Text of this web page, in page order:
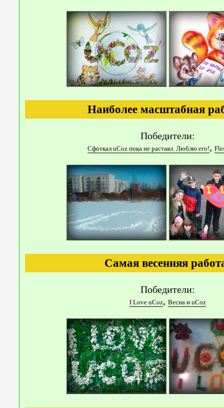
Наиболее масштабная
Победители:
Сфоткал uCoz пока не растаял. Люблю его!,
Самая весенняя
Победители:
I Love uCoz, Весна и uCoz